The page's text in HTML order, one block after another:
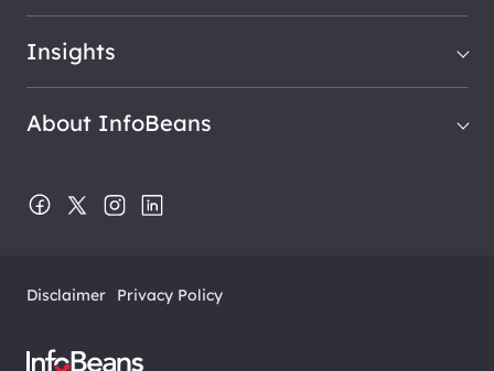
Insights
About InfoBeans
Disclaimer Privacy Policy